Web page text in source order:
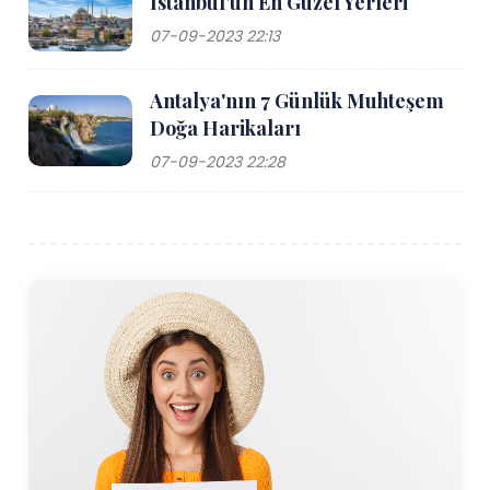
feribot seferleri bulunmaktadır.
ikisine de doğrudan erişim sağlar. İstanbul'un Avrupa
ve Asya yakası. Ancak İstanbul'un çoğu yerinde
olduğu gibi yoğun saatlerde de trafik yoğun olabilir,
Avcılar'ın yaklaşık 45 kilometre kuzeyinde yer alır ve
arabayla ulaşılabilir. veya toplu taşıma. Havalimanı
dünyanın en büyüklerinden biridir ve dünyanın dört bir
yanındaki destinasyonlara uçuş imkanı sunmaktadır.
Ziyaret Edilecek En İyi Zaman
Avcılar'ı ziyaret etmek için en iyi zaman bahar
07-09-2023 22:13
Antalya'nın 7 Günlük Muhteşem
Doğa Harikaları
07-09-2023 22:28